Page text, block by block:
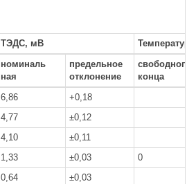
ТЭДС, мВ
номиналь
ная
предельное
отклонение
свободного
конца
6,86
+0,18
4,77
±0,12
4,10
±0,11
1,33 ±0,03
0
0,64
±0,03